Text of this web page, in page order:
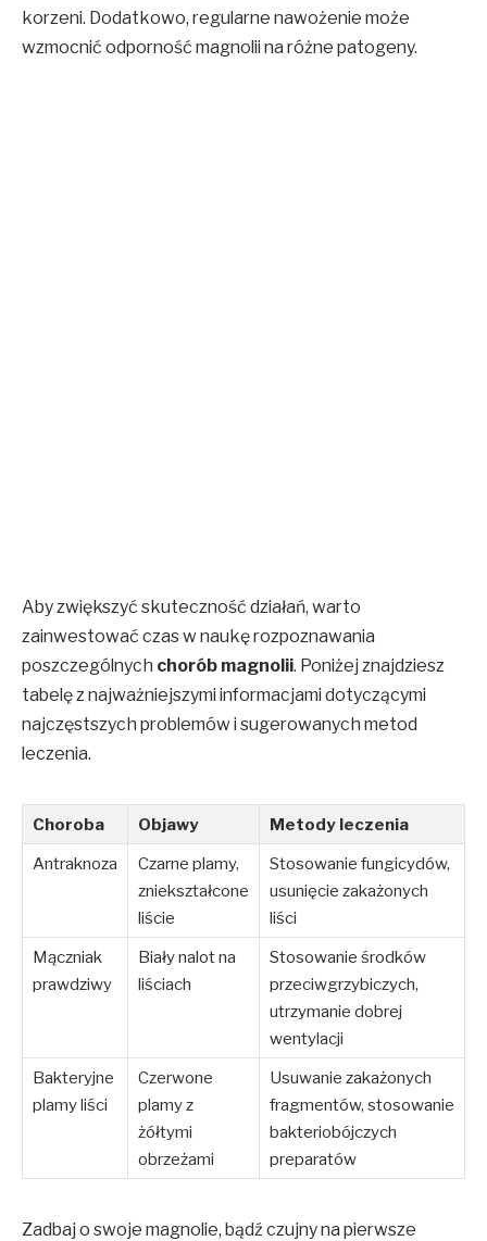
korzeni. Dodatkowo, regularne nawożenie może
wzmocnić odporność magnolii na różne patogeny.
Aby zwiększyć skuteczność działań, warto
zainwestować czas w naukę rozpoznawania
poszczególnych chorób magnolii. Poniżej znajdziesz
tabelę z najważniejszymi informacjami dotyczącymi
najczęstszych problemów i sugerowanych metod
leczenia.
Choroba Objawy
Metody leczenia
Antraknoza
Czarne plamy,
zniekształcone
liście
Stosowanie fungicydów,
usunięcie zakażonych
liści
Mączniak
prawdziwy
Biały nalot na
liściach
Stosowanie środków
przeciwgrzybiczych,
utrzymanie dobrej
wentylacji
Bakteryjne
plamy liści
Czerwone
plamy z
żółtymi
obrzeżami
Usuwanie zakażonych
fragmentów, stosowanie
bakteriobójczych
preparatów
Zadbaj o swoje magnolie, bądź czujny na pierwsze